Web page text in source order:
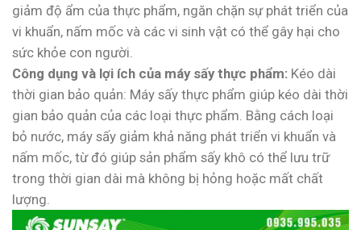
giảm độ ẩm của thực phẩm, ngăn chặn sự phát triển của
vi khuẩn, nấm mốc và các vi sinh vật có thể gây hại cho
sức khỏe con người.
Công dụng và lợi ích của máy sấy thực phẩm: Kéo dài
thời gian bảo quản: Máy sấy thực phẩm giúp kéo dài thời
gian bảo quản của các loại thực phẩm. Bằng cách loại
bỏ nước, máy sấy giảm khả năng phát triển vi khuẩn và
nấm mốc, từ đó giúp sản phẩm sấy khô có thể lưu trữ
trong thời gian dài mà không bị hỏng hoặc mất chất
lượng.